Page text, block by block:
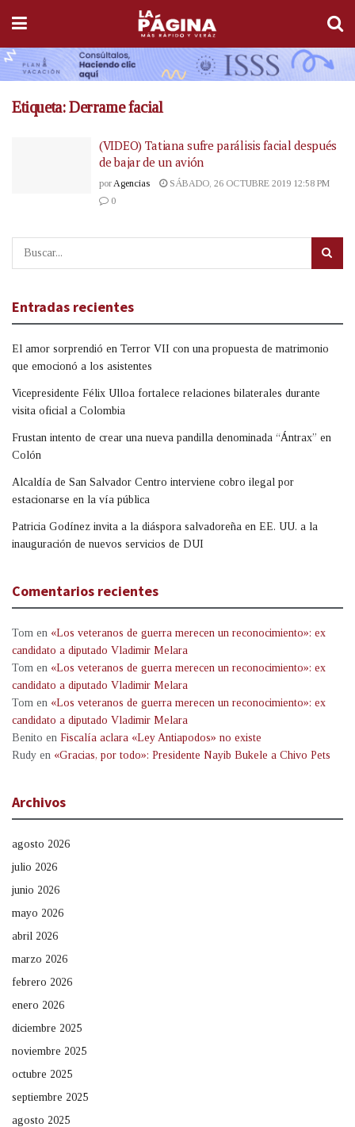
Etiqueta:Derrame facial
(VIDEO) Tatiana sufre parálisis facial después
de bajar de un avión
por Agencias
SÁBADO, 26 OCTUBRE 2019 12:58 PM
0
Entradas recientes
El amor sorprendió en Terror VII con una propuesta de matrimonio
que emocionó a los asistentes
Vicepresidente Félix Ulloa fortalece relaciones bilaterales durante
visita oficial a Colombia
Frustan intento de crear una nueva pandilla denominada “Ántrax” en
Colón
Alcaldía de San Salvador Centro interviene cobro ilegal por
estacionarse en la vía pública
Patricia Godínez invita a la diáspora salvadoreña en EE. UU. a la
inauguración de nuevos servicios de DUI
Comentarios recientes
Tom en «Los veteranos de guerra merecen un reconocimiento»: ex
candidato a diputado Vladimir Melara
Tom en «Los veteranos de guerra merecen un reconocimiento»: ex
candidato a diputado Vladimir Melara
Tom en «Los veteranos de guerra merecen un reconocimiento»: ex
candidato a diputado Vladimir Melara
Benito en Fiscalía aclara «Ley Antiapodos» no existe
Rudy en «Gracias, por todo»: Presidente Nayib Bukele a Chivo Pets
Archivos
agosto 2026
julio 2026
junio 2026
mayo 2026
abril 2026
marzo 2026
febrero 2026
enero 2026
diciembre 2025
noviembre 2025
octubre 2025
septiembre 2025
agosto 2025